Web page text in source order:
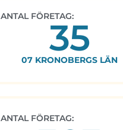
ANTAL FÖRETAG:
35
07 KRONOBERGS LÄN
ANTAL FÖRETAG: